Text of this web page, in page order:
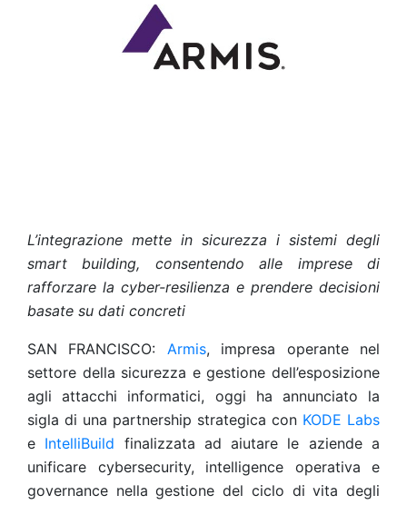
L’integrazione mette in sicurezza i sistemi degli
smart building, consentendo alle imprese di
rafforzare la cyber-resilienza e prendere decisioni
basate su dati concreti
SAN FRANCISCO: Armis, impresa operante nel
settore della sicurezza e gestione dell’esposizione
agli attacchi informatici, oggi ha annunciato la
sigla di una partnership strategica con KODE Labs
e IntelliBuild finalizzata ad aiutare le aziende a
unificare cybersecurity, intelligence operativa e
governance nella gestione del ciclo di vita degli